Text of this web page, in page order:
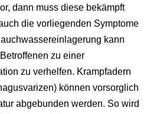
dann muss diese bekämpft
die vorliegenden Symptome
kann
zu einer
zu verhelfen. Krampfadern
können vorsorglich
abgebunden werden. So wird